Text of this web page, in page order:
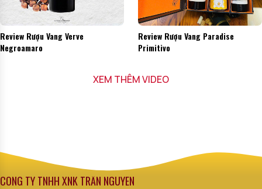
Review Rượu Vang Verve
Negroamaro
Review Rượu Vang Paradise
Primitivo
XEM THÊM VIDEO
CÔNG TY TNHH XNK TRẦN NGUYÊN